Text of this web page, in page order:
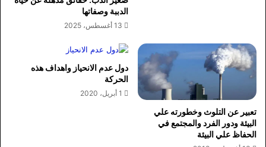
الدببة وصفاتها
13 أغسطس، 2025
تعبير عن التلوث وخطورته علي
البيئة ودور الفرد والمجتمع في
الحفاظ علي البيئة
دول عدم الانحياز واهداف هذه
الحركة
1 أبريل، 2020